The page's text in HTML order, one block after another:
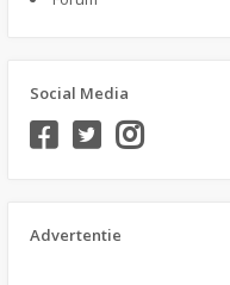
Social Media
Advertentie